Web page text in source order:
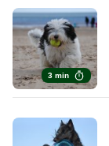
3 min